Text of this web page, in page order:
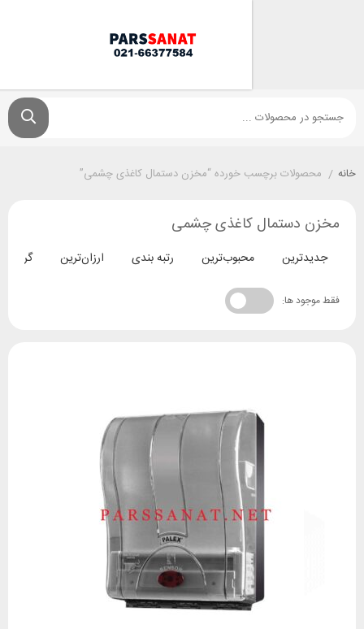
برچسب خورده “مخزن دستمال کاغذی چشمی”
دستمال کاغذی چشمی
محبوب‌ترین رتبه بندی ارزان‌ترین گران‌ترین
ها: